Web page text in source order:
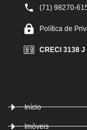
(71) 98270-
Política de
CRECI 3138 J
Início
Imóveis